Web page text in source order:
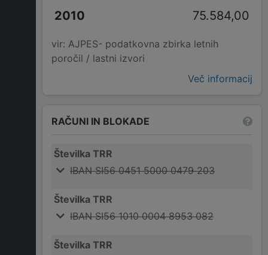
75.584,00
vir: AJPES- podatkovna zbirka letnih
poročil / lastni izvori
Več informacij
RAČUNI IN BLOKADE
Številka TRR
IBAN SI56 0451 5000 0479 203
Številka TRR
IBAN SI56 1010 0004 8953 082
Številka TRR